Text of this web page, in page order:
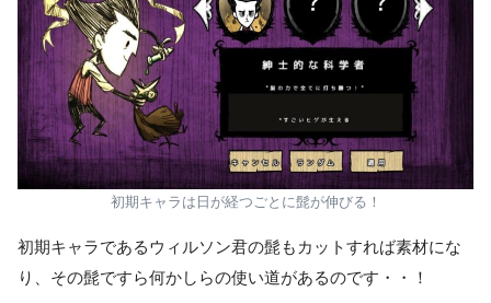
初期キャラは日が経つごとに髭が伸びる！
初期キャラであるウィルソン君の髭もカットすれば素材にな
り、その髭ですら何かしらの使い道があるのです・・！